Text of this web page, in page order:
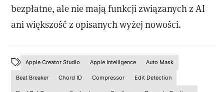
bezpłatne, ale nie mają funkcji związanych z AI
ani większość z opisanych wyżej nowości.
Apple Creator Studio Apple Intelligence Auto Mask
Beat Breaker Chord ID Compressor Edit Detection